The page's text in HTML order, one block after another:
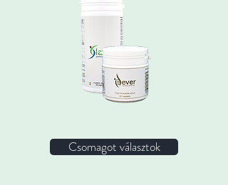
Csomagot választok